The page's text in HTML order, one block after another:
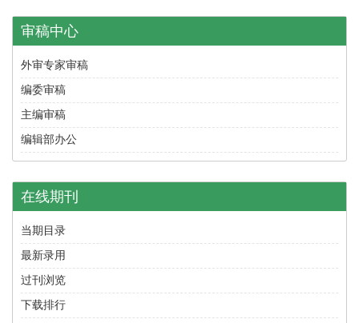
审稿中心
外审专家审稿
编委审稿
主编审稿
编辑部办公
在线期刊
当期目录
最新录用
过刊浏览
下载排行